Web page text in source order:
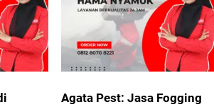
Agata Pest: Jasa Fogging